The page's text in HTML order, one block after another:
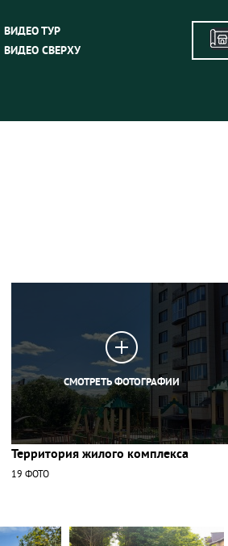
ВИДЕО ТУР
ВИДЕО СВЕРХУ
Территория жилого комплекса
19 ФОТО
СМОТРЕТЬ ФОТОГРАФИИ